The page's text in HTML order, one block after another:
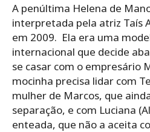
A penúltima Helena de
interpretada pela atriz Taís
em 2009. Ela era uma
internacional que decide
se casar com o empresário
mocinha precisa lidar com
mulher de Marcos, que
separação, e com Luciana
enteada, que não a aceita